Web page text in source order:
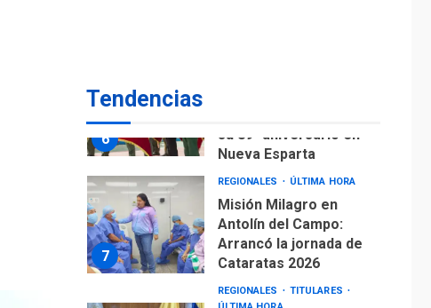
Tendencias
7
1
REGIONALES
ÚLTIMA HORA
Concejo Municipal de
Mariño respalda a
Cámara de Comercio
para reforma de Ley
de Puerto Libre
POLÍTICA
TITULARES